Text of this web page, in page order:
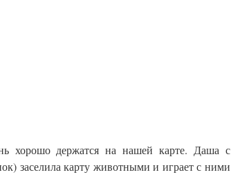
хорошо держатся на нашей карте. Даша с
заселила карту животными и играет с ними